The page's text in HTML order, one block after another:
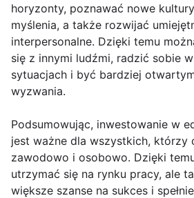
horyzonty, poznawać nowe
myślenia, a także rozwijać
interpersonalne. Dzięki temu
się z innymi ludźmi, radzić sobie
sytuacjach i być bardziej
wyzwania.
Podsumowując, inwestowanie w
jest ważne dla wszystkich, którzy
zawodowo i osobowo. Dzięki
utrzymać się na rynku pracy, ale
większe szanse na sukces i